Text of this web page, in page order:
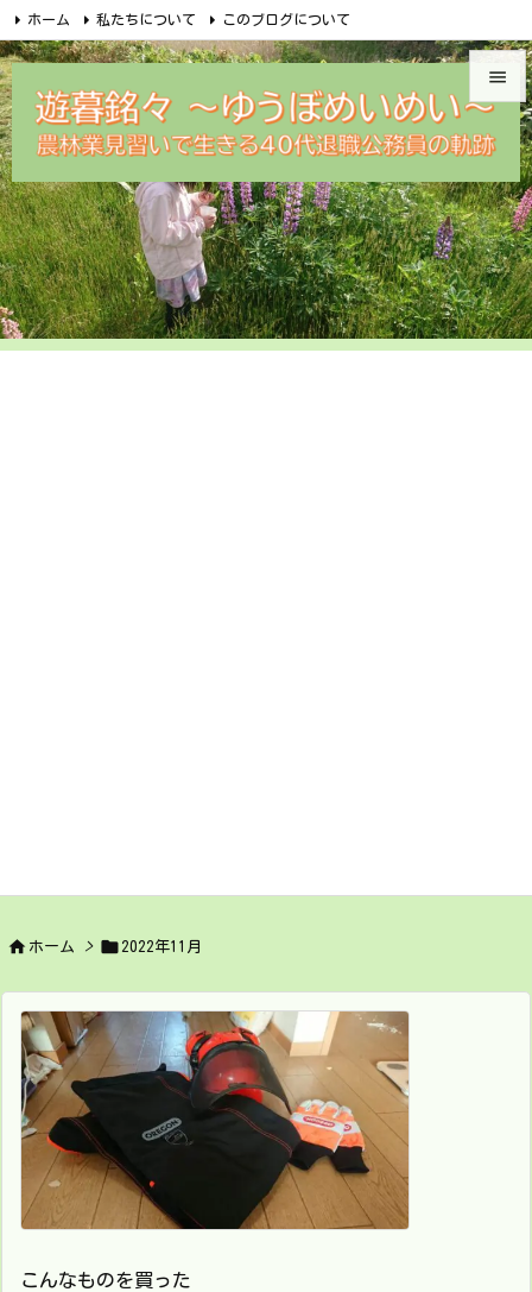


メニュ

サイド

前へ

次へ
ホーム 私たちについて このブログについて
無料メルマガ講座のご案内 めいめい企画オンラインショップ
遊暮銘々メルカリ 問合せ Facebook RSS Feedly
 ホーム >  2022年11月
こんなものを買った